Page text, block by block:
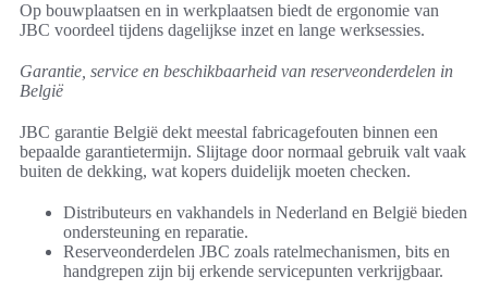
Op bouwplaatsen en in werkplaatsen biedt de ergonomie van
JBC voordeel tijdens dagelijkse inzet en lange werksessies.
Garantie, service en beschikbaarheid van reserveonderdelen in
België
JBC garantie België dekt meestal fabricagefouten binnen een
bepaalde garantietermijn. Slijtage door normaal gebruik valt vaak
buiten de dekking, wat kopers duidelijk moeten checken.
Distributeurs en vakhandels in Nederland en België bieden
ondersteuning en reparatie.
Reserveonderdelen JBC zoals ratelmechanismen, bits en
handgrepen zijn bij erkende servicepunten verkrijgbaar.